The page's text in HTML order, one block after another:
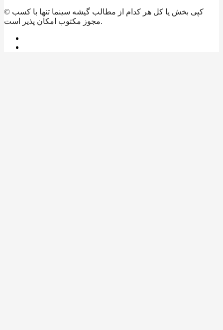
© کپی بخش یا کل هر کدام از مطالب گیشه سینما تنها با کسب
مجوز مکتوب امکان پذیر است.